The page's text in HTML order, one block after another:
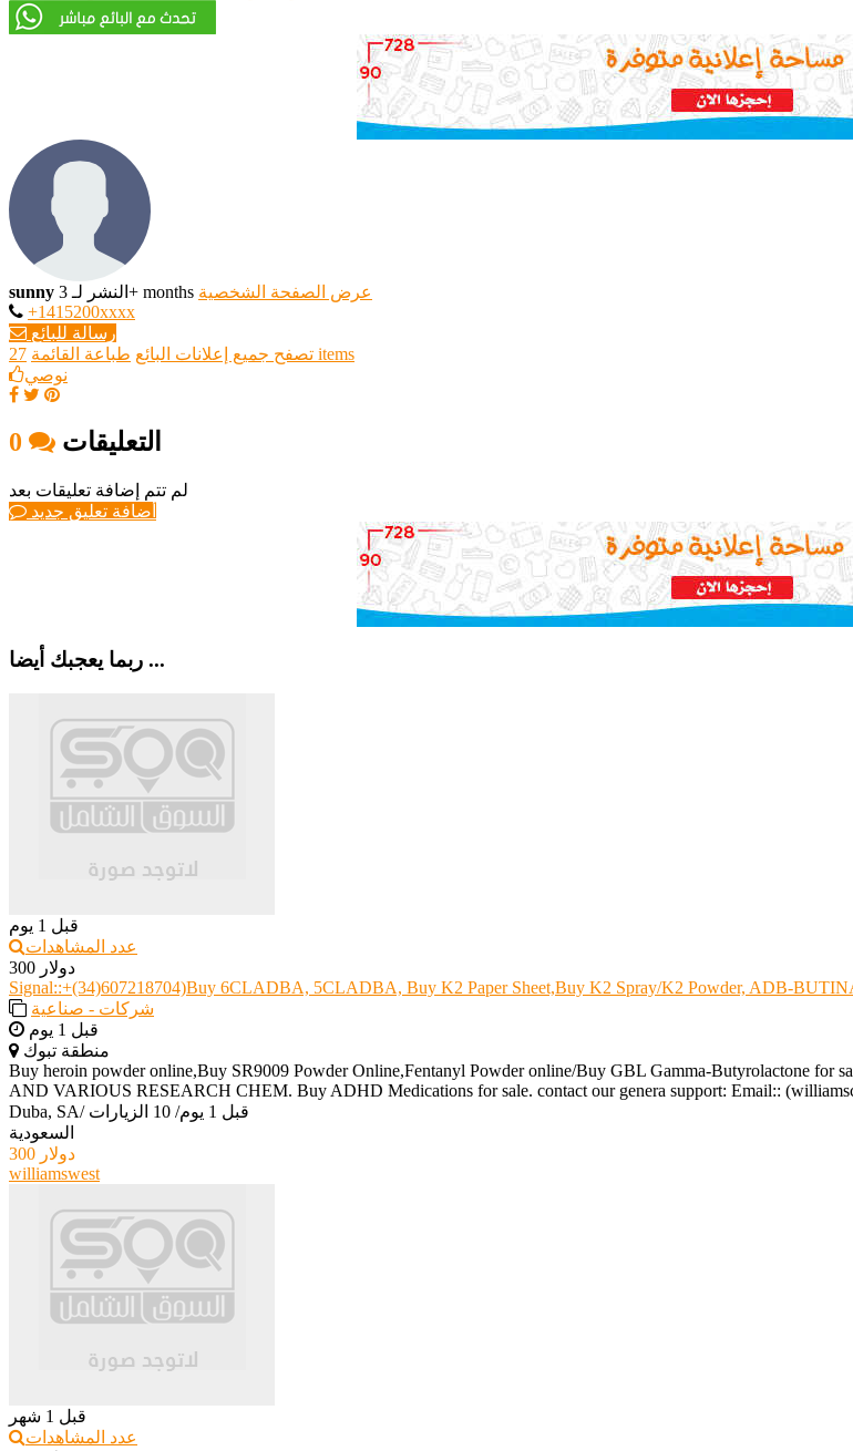
sunny النشر لـ 3+ months عرض الصفحة الشخصية
+1415200xxxx
رسالة للبائع
تصفح جميع إعلانات البائع طباعة القائمة
27 items
نوصي
التعليقات
لم تتم إضافة تعليقات بعد
أضافة تعليق جديد
ربما يعجبك أيضا ...
قبل 1 يوم
عدد المشاهدات
300 دولار
Signal::+(34)607218704)Buy 6CLADBA, 5CLADBA, Buy K2 Paper Sheet,Buy K2 Spray/K2 Powder, ADB-
شركات - صناعية
قبل 1 يوم
منطقة تبوك
Buy heroin powder online,Buy SR9009 Powder Online,Fentanyl Powder online/Buy GBL Gamma-Butyrolactone
AND VARIOUS RESEARCH CHEM. Buy ADHD Medications for sale. contact our genera support: Email::
Duba, SA/ قبل 1 يوم / 10 الزيارات
السعودية
300 دولار
williamswest
قبل 1 شهر
عدد المشاهدات